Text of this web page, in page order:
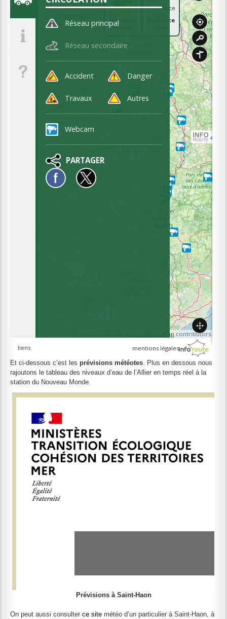
Et ci-dessous c’est lesprévisions météotes . Plus en dessous nous
rajoutons le tableau des niveaux d’eau de l’Allier en temps réel à la
station du Nouveau Monde.
Prévisions à Saint-Haon
On peut aussi consulterce site météo d’un particulier à Saint-Haon, à